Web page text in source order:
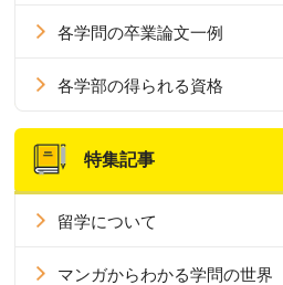
各学問の卒業論文一例
各学部の得られる資格
特集記事
留学について
マンガからわかる学問の世界